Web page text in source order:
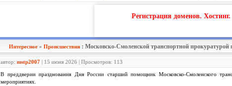
Регистрация доменов. Хостинг.
Интересное » Проиcшествия : Московско-Смоленской транспортной
автор: mstp2007 | 15 июня 2026 | Просмотров: 113
В преддверии празднования Дня России старший помощник Московско-Смоленского
мероприятиях.